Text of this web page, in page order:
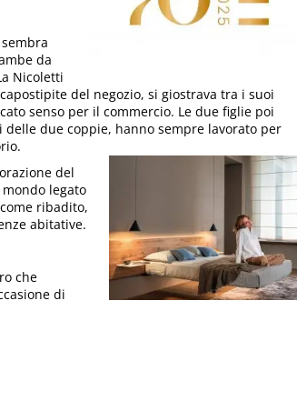
da
Nicoletti
del negozio, si giostrava tra i suoi
senso per il commercio. Le due figlie poi
due coppie, hanno sempre lavorato per
del
legato
ribadito,
abitative.
che
di